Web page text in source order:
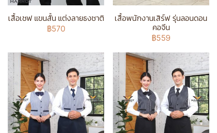
เสื้อเชฟ แขนสั้น แต่งลายธงชาติ
฿570
เสื้อพนักงานเสิร์ฟ รุ่นลอนดอน
คอจีน
฿559